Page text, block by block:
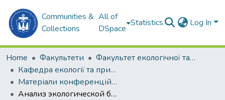
Communities &
Collections
All of
DSpace
Statistics Log In
Home Факультети
Факультет екологічної та техногенної безпеки (ФЕТБ)
Кафедра екології та природоохоронних технологій (Е та ПТ)
Матеріали конференцій (Е та ПТ)
Анализ экологической безопасности предприятий ТЭК